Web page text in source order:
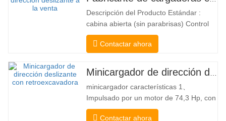
silencioso y ecológico motor eléctrico y
la innovadora dirección HX de 360°
permiten…
Descripción del Producto Estándar :
cabina abierta (sin parabrisas) Control
Mecánico Acoplador y enganche rápido
tipo Bobcat Bomba hidráulica
Motor Válvula multifuncional de Italia
Sistema de nivelación automática Freno
hidráulico Cucharón estándar El
cargador…
Contactar ahora
minicargador características 1、
Impulsado por un motor de 74,3 Hp, con
una fuerza de arranque del cucharón
Contactar ahora